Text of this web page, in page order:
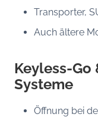
Transporter,
Auch ältere
Keyless-
Systeme
Öffnung bei